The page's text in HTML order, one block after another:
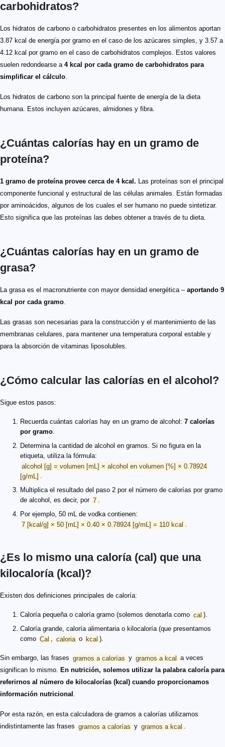
carbohidratos?
Los hidratos de carbono o carbohidratos presentes en los alimentos aportan
3.87 kcal de energía por gramo en el caso de los azúcares simples, y 3.57 a
4.12 kcal por gramo en el caso de carbohidratos complejos. Estos valores
suelen redondearse a 4 kcal por cada gramo de carbohidratos para
simplificar el cálculo.
Los hidratos de carbono son la principal fuente de energía de la dieta
humana. Estos incluyen azúcares, almidones y fibra.
¿Cuántas calorías hay en un gramo de
proteína?
1 gramo de proteína provee cerca de 4 kcal. Las proteínas son el principal
componente funcional y estructural de las células animales. Están formadas
por aminoácidos, algunos de los cuales el ser humano no puede sintetizar.
Esto significa que las proteínas las debes obtener a través de tu dieta.
¿Cuántas calorías hay en un gramo de
grasa?
La grasa es el macronutriente con mayor densidad energética – aportando 9
kcal por cada gramo.
Las grasas son necesarias para la construcción y el mantenimiento de las
membranas celulares, para mantener una temperatura corporal estable y
para la absorción de vitaminas liposolubles.
¿Cómo calcular las calorías en el alcohol?
Sigue estos pasos:
Recuerda cuántas calorías hay en un gramo de alcohol: 7 calorías
por gramo.
Determina la cantidad de alcohol en gramos. Si no figura en la
etiqueta, utiliza la fórmula:
alcohol [g] = volumen [mL] × alcohol en volumen [%] × 0.78924
[g/mL] .
Multiplica el resultado del paso 2 por el número de calorías por gramo
de alcohol, es decir, por 7 .
Por ejemplo, 50 mL de vodka contienen:
7 [kcal/g] × 50 [mL] × 0.40 × 0.78924 [g/mL] = 110 kcal .
¿Es lo mismo una caloría (cal) que una
kilocaloría (kcal)?
Existen dos definiciones principales de caloría:
Caloría pequeña o caloría gramo (solemos denotarla como cal ).
Caloría grande, caloría alimentaria o kilocaloría (que presentamos
como Cal , caloria o kcal ).
Sin embargo, las frases gramos a calorías y gramos a kcal a veces
significan lo mismo. En nutrición, solemos utilizar la palabra caloría para
referirnos al número de kilocalorías (kcal) cuando proporcionamos
información nutricional .
Por esta razón, en esta calculadora de gramos a calorías utilizamos
indistintamente las frases gramos a calorías y gramos a kcal .